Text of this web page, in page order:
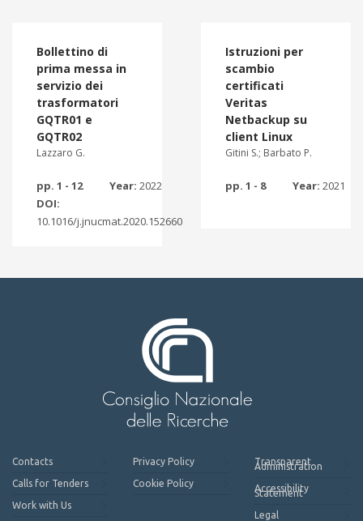
Bollettino di
prima messa in
servizio dei
trasformatori
GQTR01 e
GQTR02
Lazzaro G.
pp. 1 - 12 Year: 2022
DOI:
10.1016/j.jnucmat.2020.152660
Istruzioni per
scambio
certificati
Veritas
Netbackup su
client Linux
Gitini S.; Barbato P.
pp. 1 - 8 Year: 2021
Contacts
Calls for Tenders
Work with Us
Privacy Policy
Cookie Policy
Transparent
Administration
Accessibility
Statement
Legal